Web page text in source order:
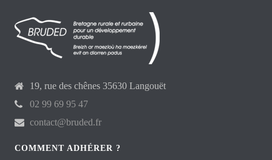
19, rue des chênes 35630 Langouët
02 99 69 95 47
contact@bruded.fr
COMMENT ADHÉRER ?